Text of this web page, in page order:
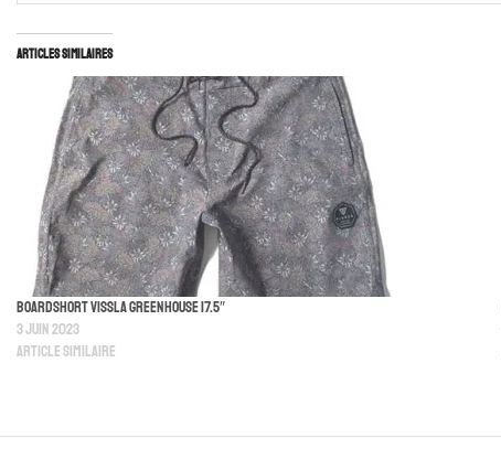
Articles similaires
Boardshort Vissla Greenhouse 17.5″
3 juin 2023
Article similaire